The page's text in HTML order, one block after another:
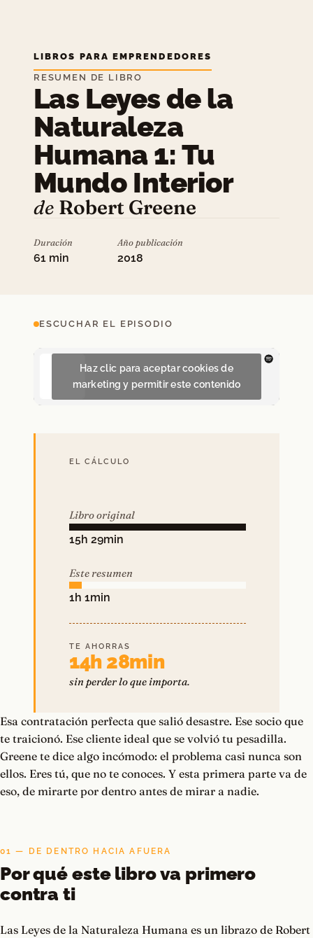
LIBROS PARA EMPRENDEDORES
RESUMEN DE LIBRO
Las Leyes de la
Naturaleza
Humana 1: Tu
Mundo Interior
de Robert Greene
Duración
61 min
Año publicación
2018
ESCUCHAR EL EPISODIO
Haz clic para aceptar cookies de
marketing y permitir este contenido
EL CÁLCULO
Libro original
15h 29min
Este resumen
1h 1min
TE AHORRAS
14h 28min
sin perder lo que importa.
Esa contratación perfecta que salió desastre. Ese socio que
te traicionó. Ese cliente ideal que se volvió tu pesadilla.
Greene te dice algo incómodo: el problema casi nunca son
ellos. Eres tú, que no te conoces. Y esta primera parte va de
eso, de mirarte por dentro antes de mirar a nadie.
01 — DE DENTRO HACIA AFUERA
Por qué este libro va primero
contra ti
Las Leyes de la Naturaleza Humana es un librazo de Robert